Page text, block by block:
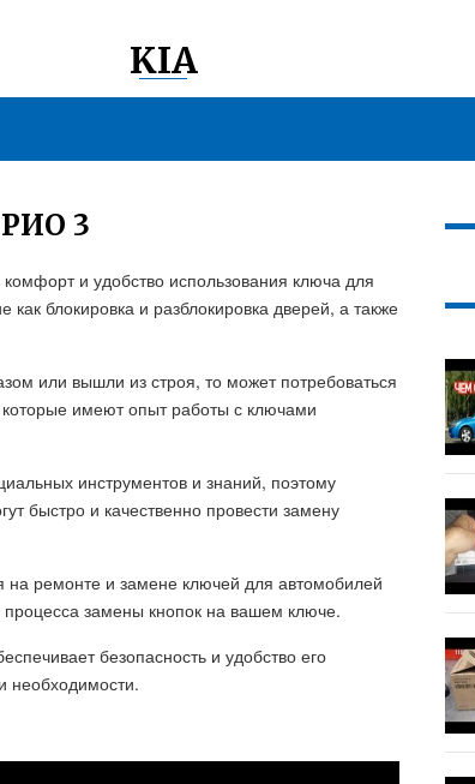
KIA
3
и удобство использования ключа для
блокировка и разблокировка дверей, а также
или вышли из строя, то может потребоваться
имеют опыт работы с ключами
инструментов и знаний, поэтому
быстро и качественно провести замену
ремонте и замене ключей для автомобилей
процесса замены кнопок на вашем ключе.
безопасность и удобство его
необходимости.